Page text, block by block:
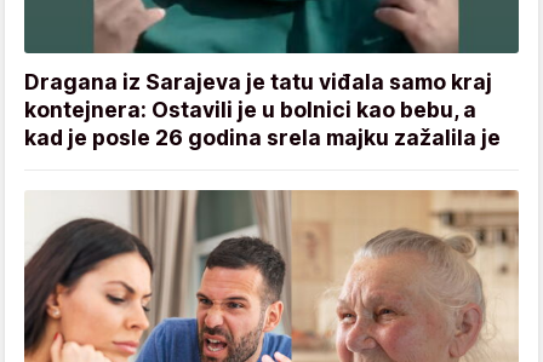
Dragana iz Sarajeva je tatu viđala samo kraj
kontejnera: Ostavili je u bolnici kao bebu, a
kad je posle 26 godina srela majku zažalila je